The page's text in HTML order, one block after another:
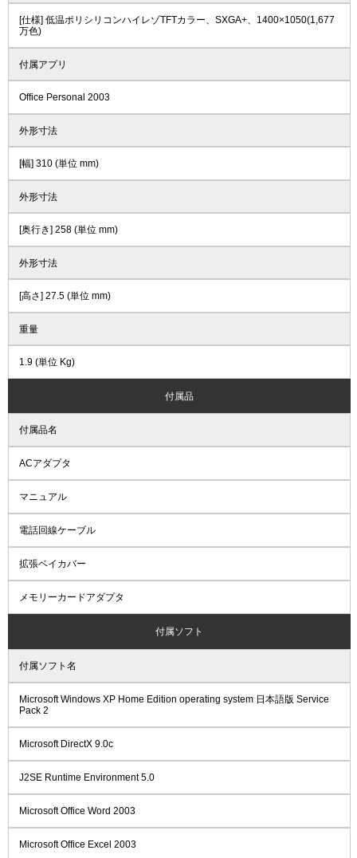
[仕様] 低温ポリシリコンハイレゾTFTカラー、SXGA+、1400×1050(1,677
万色)
付属アプリ
Office Personal 2003
外形寸法
[幅] 310 (単位 mm)
外形寸法
[奥行き] 258 (単位 mm)
外形寸法
[高さ] 27.5 (単位 mm)
重量
1.9 (単位 Kg)
付属品
付属品名
ACアダプタ
マニュアル
電話回線ケーブル
拡張ベイカバー
メモリーカードアダプタ
付属ソフト
付属ソフト名
Microsoft Windows XP Home Edition operating system 日本語版 Service
Pack 2
Microsoft DirectX 9.0c
J2SE Runtime Environment 5.0
Microsoft Office Word 2003
Microsoft Office Excel 2003